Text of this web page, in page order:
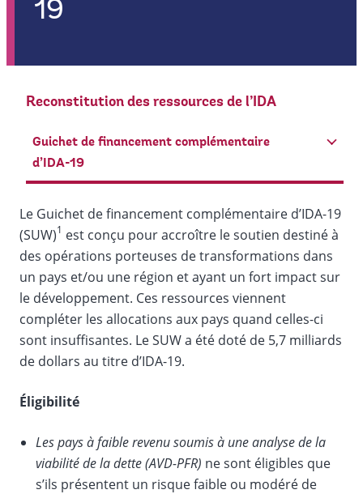
19
Reconstitution des ressources de l’IDA
Guichet de financement complémentaire
d’IDA-19
Le Guichet de financement complémentaire d’IDA-19
(SUW)1 est conçu pour accroître le soutien destiné à
des opérations porteuses de transformations dans
un pays et/ou une région et ayant un fort impact sur
le développement. Ces ressources viennent
compléter les allocations aux pays quand celles-ci
sont insuffisantes. Le SUW a été doté de 5,7 milliards
de dollars au titre d’IDA-19.
Éligibilité
Les pays à faible revenu soumis à une analyse de la
viabilité de la dette (AVD-PFR) ne sont éligibles que
s’ils présentent un risque faible ou modéré de